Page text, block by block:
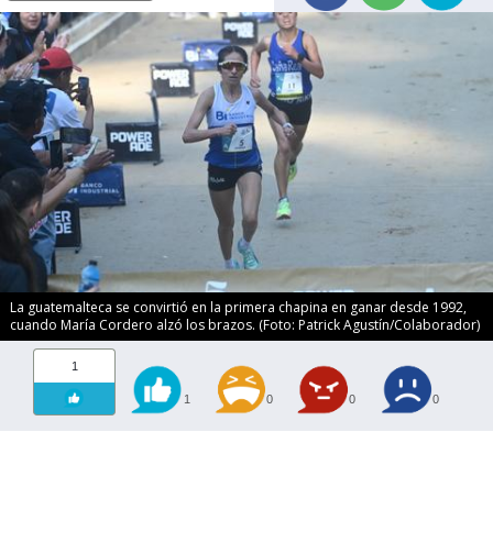
La guatemalteca se convirtió en la primera chapina en ganar desde 1992,
cuando María Cordero alzó los brazos. (Foto: Patrick Agustín/Colaborador)
1
1 0 0 0